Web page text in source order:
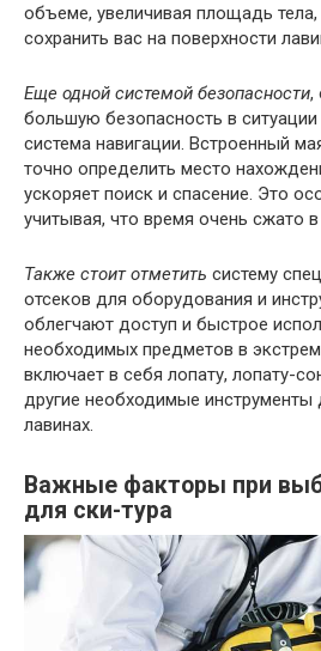
объеме, увеличивая площадь
сохранить вас на поверхности
Еще одной системой безопасности,
большую безопасность в ситуации
система навигации. Встроенный
точно определить место
ускоряет поиск и спасение. Это
учитывая, что время очень сжато
Также стоит отметить систему
отсеков для оборудования и
облегчают доступ и быстрое
необходимых предметов в
включает в себя лопату, лопату-
другие необходимые
лавинах.
Важные факторы при
для ски-тура